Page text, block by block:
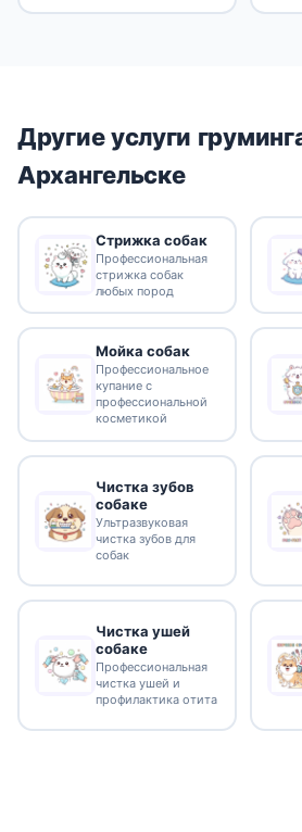
Другие услуги
Архангельске
Стрижка собак
Профессиональная
стрижка собак
любых пород
Мойка собак
Профессиональное
купание с
профессиональной
косметикой
Чистка зубов
собаке
Ультразвуковая
чистка зубов для
собак
Чистка ушей
собаке
Профессиональная
чистка ушей и
профилактика отита